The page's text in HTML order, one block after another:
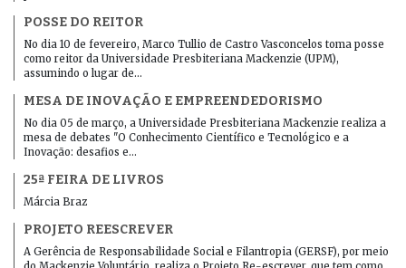
POSSE DO REITOR
No dia 10 de fevereiro, Marco Tullio de Castro Vasconcelos toma posse
como reitor da Universidade Presbiteriana Mackenzie (UPM),
assumindo o lugar de…
MESA DE INOVAÇÃO E EMPREENDEDORISMO
No dia 05 de março, a Universidade Presbiteriana Mackenzie realiza a
mesa de debates "O Conhecimento Científico e Tecnológico e a
Inovação: desafios e…
25ª FEIRA DE LIVROS
Márcia Braz
PROJETO REESCREVER
A Gerência de Responsabilidade Social e Filantropia (GERSF), por meio